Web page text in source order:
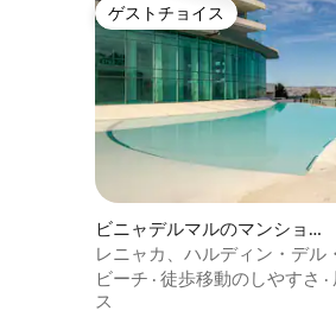
ゲストチョイス
ゲストチョイス
ビニャデルマルのマンショ
ン・アパート
レニャカ、ハルディン・デル
しいアパート。360度の眺め
ビーチ · 徒歩移動のしやすさ ·
ス